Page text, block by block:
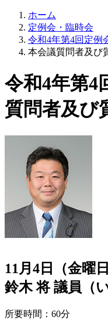
ホーム
定例会・臨時会
令和4年第4回定例
本会議質問者及び
令和4年第4
質問者及び
11月4日（金曜
鈴木 将 議員（
所要時間：60分